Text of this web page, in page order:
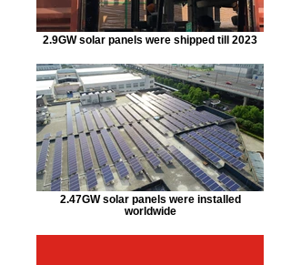
2.9GW solar panels were shipped till 2023
2.47GW solar panels were installed
worldwide